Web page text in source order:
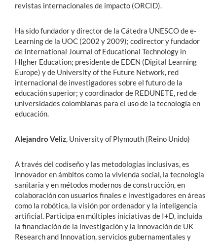
revistas internacionales de impacto (ORCID).
Ha sido fundador y director de la Cátedra UNESCO de e-
Learning de la UOC (2002 y 2009); codirector y fundador
de International Journal of Educational Technology in
HIgher Education; presidente de EDEN (Digital Learning
Europe) y de University of the Future Network, red
internacional de investigadores sobre el futuro de la
educación superior; y coordinador de REDUNETE, red de
universidades colombianas para el uso de la tecnología en
educación.
Alejandro Veliz , University of Plymouth (Reino Unido)
A través del codiseño y las metodologías inclusivas, es
innovador en ámbitos como la vivienda social, la tecnología
sanitaria y en métodos modernos de construcción, en
colaboración con usuarios finales e investigadores en áreas
como la robótica, la visión por ordenador y la inteligencia
artificial. Participa en múltiples iniciativas de I+D, incluida
la financiación de la investigación y la innovación de UK
Research and Innovation, servicios gubernamentales y